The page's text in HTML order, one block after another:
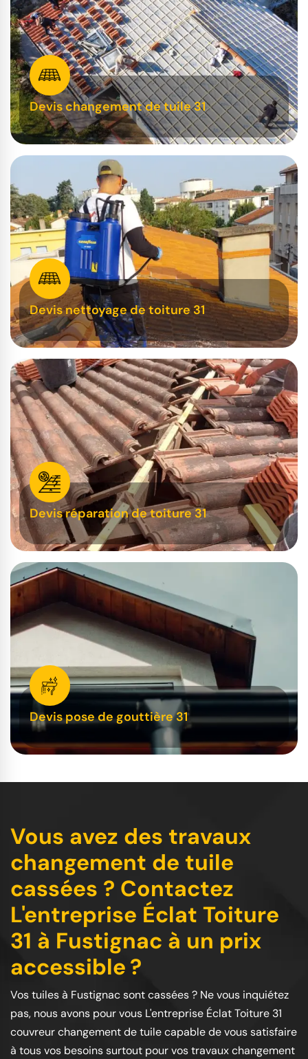
Devis changement de tuile 31
Devis nettoyage de toiture 31
Devis réparation de toiture 31
Devis pose de gouttière 31
Vous avez des travaux
changement de tuile
cassées ? Contactez
L'entreprise Éclat Toiture
31 à Fustignac à un prix
accessible ?
Vos tuiles à Fustignac sont cassées ? Ne vous inquiétez
pas, nous avons pour vous L'entreprise Éclat Toiture 31
couvreur changement de tuile capable de vous satisfaire
à tous vos besoins surtout pour vos travaux changement